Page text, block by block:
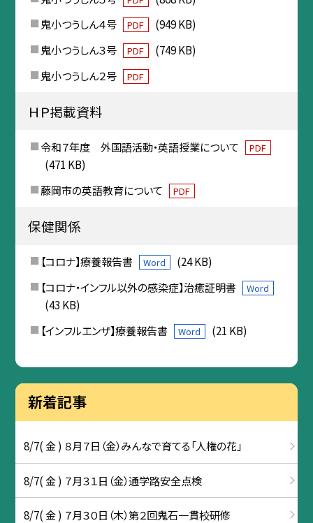
鬼小つうしん４号
PDF
(949 KB)
鬼小つうしん３号
PDF
(749 KB)
鬼小つうしん２号
PDF
ＨＰ掲載資料
令和７年度 外国語活動・英語授業について PDF
(471 KB)
藤岡市の英語教育について
PDF
保健関係
【コロナ】療養報告書 Word
(24 KB)
【コロナ・インフル以外の感染症】治癒証明書
Word
(43 KB)
【インフルエンザ】療養報告書
Word (21 KB)
新着記事
8/7( 金 ) ８月７日（金）みんなで育てる「人権の花」
8/7( 金 ) ７月３１日（金）通学路安全点検
8/7( 金 ) ７月３０日（木）第２回鬼石一貫校研修